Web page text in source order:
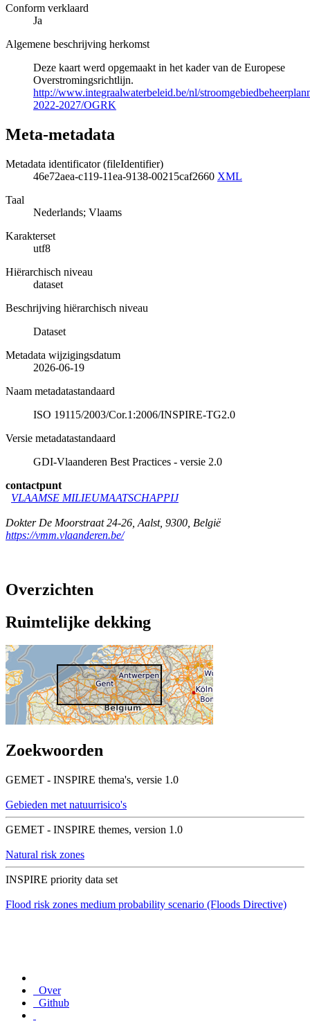
Conform verklaard
Ja
Algemene beschrijving herkomst
Deze kaart werd opgemaakt in het kader van de Europese
Overstromingsrichtlijn.
http://www.integraalwaterbeleid.be/nl/
2022-2027/OGRK
Meta-metadata
Metadata identificator (fileIdentifier)
46e72aea-c119-11ea-9138-00215caf2660 XML
Taal
Nederlands; Vlaams
Karakterset
utf8
Hiërarchisch niveau
dataset
Beschrijving hiërarchisch niveau
Dataset
Metadata wijzigingsdatum
2026-06-19
Naam metadatastandaard
ISO 19115/2003/Cor.1:2006/INSPIRE-TG2.0
Versie metadatastandaard
GDI-Vlaanderen Best Practices - versie 2.0
contactpunt
VLAAMSE MILIEUMAATSCHAPPIJ
Dokter De Moorstraat 24-26 Aalst, 9300 België
https://vmm.vlaanderen.be/
Overzichten
Ruimtelijke dekking
Zoekwoorden
GEMET - INSPIRE thema's, versie 1.0
Gebieden met natuurrisico's
GEMET - INSPIRE themes, version 1.0
Natural risk zones
INSPIRE priority data set
Flood risk zones medium probability scenario (Floods Directive)
Over
Github